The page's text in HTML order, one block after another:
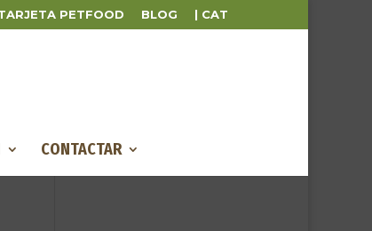
PETFOOD BLOG | CAT
CONTACTAR